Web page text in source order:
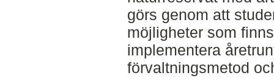
görs genom att
möjligheter som
implementera
förvaltningsmetod